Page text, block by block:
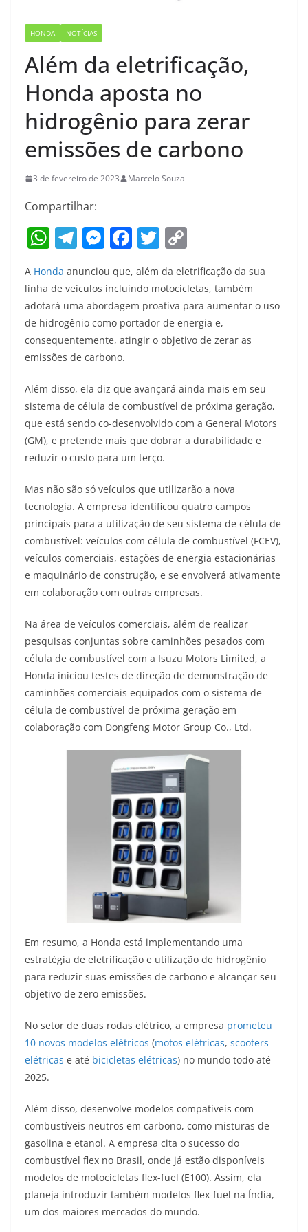
HONDA NOTÍCIAS
Além da eletrificação,
Honda aposta no
hidrogênio para zerar
emissões de carbono
3 de fevereiro de 2023 Marcelo Souza
Compartilhar:
W
h
at
s
A
p
p
T
e
gr
a
m
M
ss
e
n
g
er
F
a
c
e
b
o
k
T
w
itt
er
o
p
y
Li
n
A Honda anunciou que, além da eletrificação da sua
linha de veículos incluindo motocicletas, também
adotará uma abordagem proativa para aumentar o uso
de hidrogênio como portador de energia e,
consequentemente, atingir o objetivo de zerar as
emissões de carbono.
Além disso, ela diz que avançará ainda mais em seu
sistema de célula de combustível de próxima geração,
que está sendo co-desenvolvido com a General Motors
(GM), e pretende mais que dobrar a durabilidade e
reduzir o custo para um terço.
Mas não são só veículos que utilizarão a nova
tecnologia. A empresa identificou quatro campos
principais para a utilização de seu sistema de célula de
combustível: veículos com célula de combustível (FCEV),
veículos comerciais, estações de energia estacionárias
e maquinário de construção, e se envolverá ativamente
em colaboração com outras empresas.
Na área de veículos comerciais, além de realizar
pesquisas conjuntas sobre caminhões pesados com
célula de combustível com a Isuzu Motors Limited, a
Honda iniciou testes de direção de demonstração de
caminhões comerciais equipados com o sistema de
célula de combustível de próxima geração em
colaboração com Dongfeng Motor Group Co., Ltd.
Em resumo, a Honda está implementando uma
estratégia de eletrificação e utilização de hidrogênio
para reduzir suas emissões de carbono e alcançar seu
objetivo de zero emissões.
No setor de duas rodas elétrico, a empresa prometeu
10 novos modelos elétricos (motos elétricas, scooters
elétricas e até bicicletas elétricas) no mundo todo até
2025.
Além disso, desenvolve modelos compatíveis com
combustíveis neutros em carbono, como misturas de
gasolina e etanol. A empresa cita o sucesso do
combustível flex no Brasil, onde já estão disponíveis
modelos de motocicletas flex-fuel (E100). Assim, ela
planeja introduzir também modelos flex-fuel na Índia,
um dos maiores mercados do mundo.